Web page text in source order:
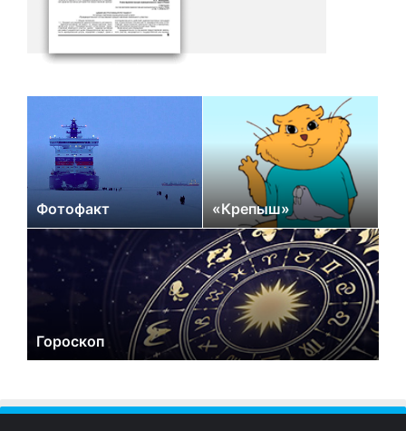
Фотофакт «Крепыш»
Гороскоп